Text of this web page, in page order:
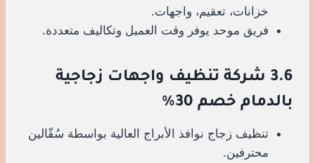
خزانات، تعقيم، واجهات.
فريق موحد يوفر وقت العميل وتكاليف متعددة.
3.6 شركة تنظيف واجهات زجاجية
بالدمام خصم 30%
تنظيف زجاج نوافذ الأبراج العالية بواسطة سُقّالين
محترفين.